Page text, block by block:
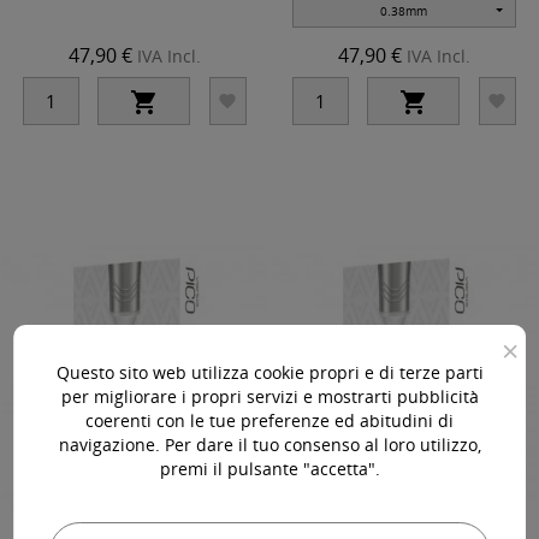
47,90 € IVA Incl.
 
0.38mm
47,90 € IVA Incl.
 
03 RL (Round Liner) - Long Taper -
03 FL (Flat) 0,25mm - Long Taper -
×
Questo sito web utilizza cookie propri e di terze parti
per migliorare i propri servizi e mostrarti pubblicità
coerenti con le tue preferenze ed abitudini di
navigazione. Per dare il tuo consenso al loro utilizzo,
premi il pulsante "accetta".